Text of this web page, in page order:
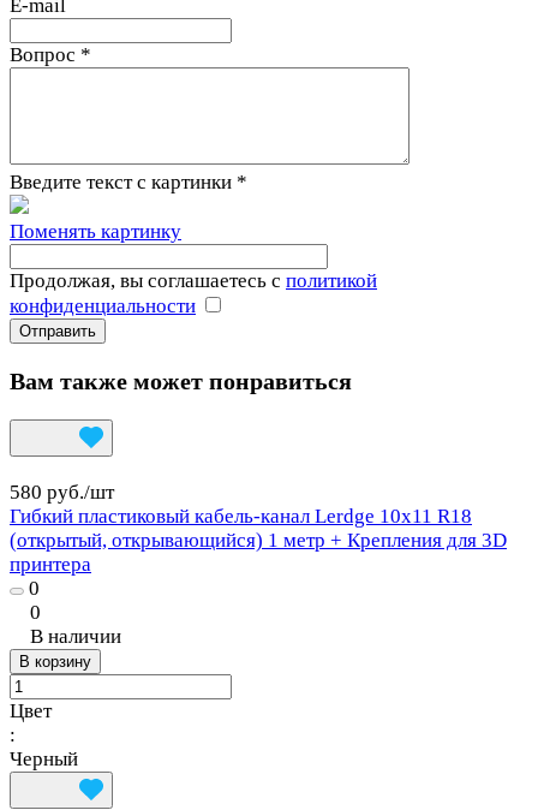
E-mail
Вопрос *
Введите текст с картинки *
Поменять картинку
Продолжая, вы соглашаетесь с политикой
конфиденциальности
Вам также может понравиться
580 руб./шт
Гибкий пластиковый кабель-канал Lerdge 10х11 R18
(открытый, открывающийся) 1 метр + Крепления для 3D
принтера
0
0
В наличии
В корзину
Цвет
:
Черный